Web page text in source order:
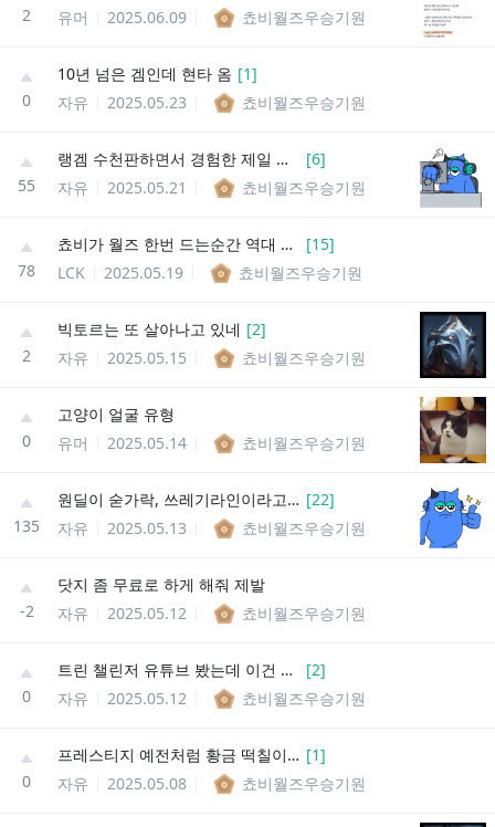
2
유머
2025.06.09 쵸비월즈우승기원
0
10년 넘은 겜인데 현타 옴 [1]
자유
2025.05.23 쵸비월즈우승기원
55
랭겜 수천판하면서 경험한 제일 좋은 시간대 [6]
자유
2025.05.21 쵸비월즈우승기원
78
쵸비가 월즈 한번 드는순간 역대 선수중 몇위까지 올라갈지 궁금하다 [15]
LCK
2025.05.19 쵸비월즈우승기원
2
빅토르는 또 살아나고 있네 [2]
자유
2025.05.15 쵸비월즈우승기원
0
고양이 얼굴 유형
유머
2025.05.14 쵸비월즈우승기원
135
원딜이 숟가락, 쓰레기라인이라고 징징댈 필요가 없엉 [22]
자유
2025.05.13 쵸비월즈우승기원
-2
닷지 좀 무료로 하게 해줘 제발
자유
2025.05.12 쵸비월즈우승기원
0
트린 챌린저 유튜브 봤는데 이건 진짜 경이로움 [2]
자유
2025.05.12 쵸비월즈우승기원
0
프레스티지 예전처럼 황금 떡칠이 나아보이는데 [1]
자유
2025.05.08 쵸비월즈우승기원